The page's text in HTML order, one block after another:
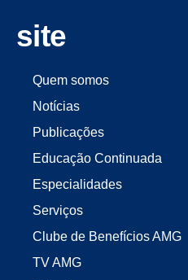
site
Quem somos
Notícias
Publicações
Educação Continuada
Especialidades
Serviços
Clube de Benefícios AMG
TV AMG